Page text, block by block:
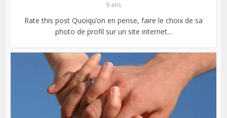
9 ans
Rate this post Quoiqu’on en pense, faire le choix de sa
photo de profil sur un site internet...